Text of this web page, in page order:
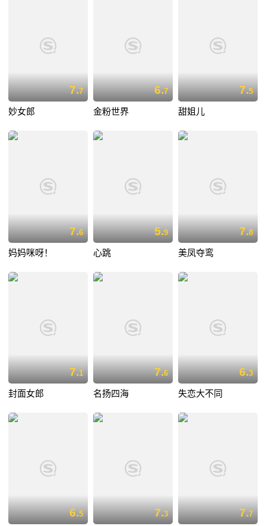
7.7
妙女郎
6.7
金粉世界
7.5
甜姐儿
7.6
妈妈咪呀！
5.9
心跳
7.8
美凤夺鸾
7.1
封面女郎
7.6
名扬四海
6.3
失恋大不同
6.5 7.3 7.7